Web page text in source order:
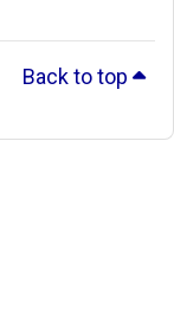
Back to top